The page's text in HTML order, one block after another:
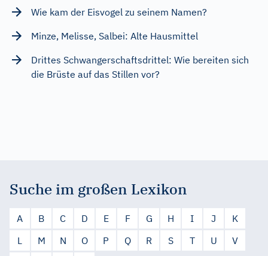
Wie kam der Eisvogel zu seinem Namen?
Minze, Melisse, Salbei: Alte Hausmittel
Drittes Schwangerschaftsdrittel: Wie bereiten sich
die Brüste auf das Stillen vor?
Suche im großen Lexikon
A B C D E F G H I J
K
L
M N O P Q R S T U
V